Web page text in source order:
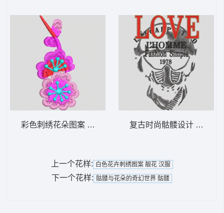
彩色刺绣花朵图案 简单花 复古时尚骷髅设计 骷髅
上一个花样: 白色花卉刺绣图案 靓花 汉服
下一个花样: 骷髅与花朵的奇幻世界 骷髅